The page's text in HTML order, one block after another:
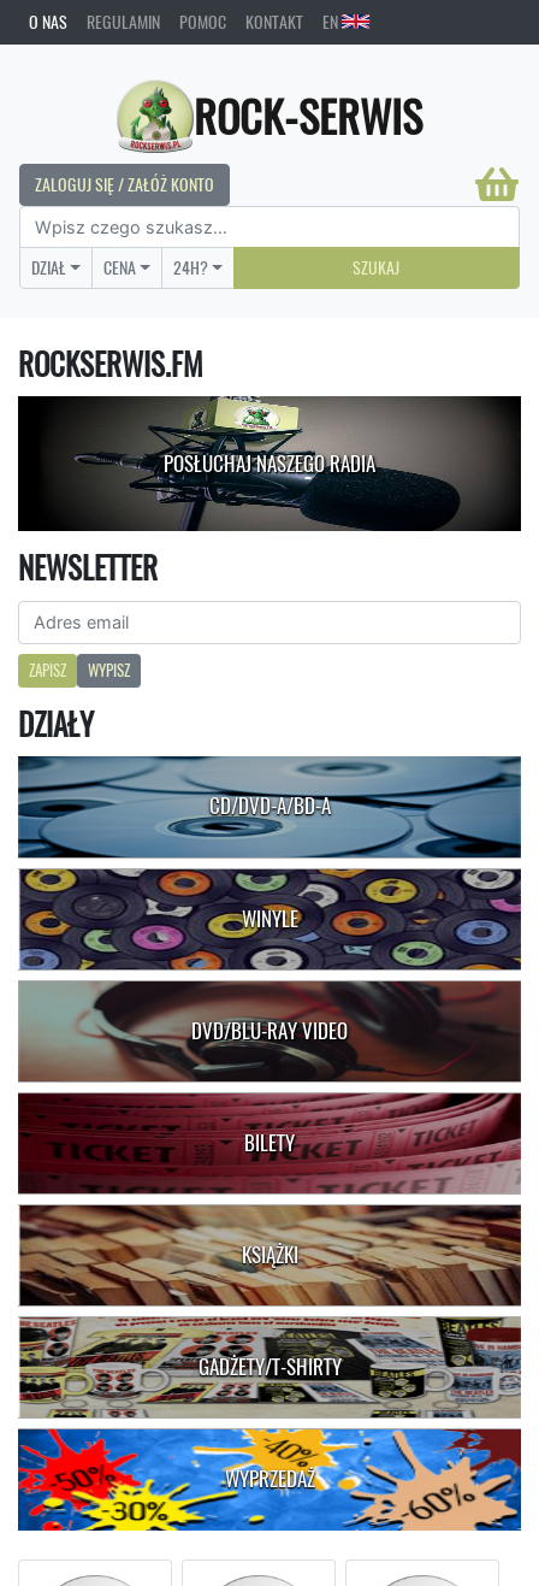
O NAS REGULAMIN POMOC KONTAKT EN
ROCK-SERWIS
ZALOGUJ SIĘ / ZAŁÓŻ KONTO
DZIAŁ CENA 24H? SZUKAJ
ROCKSERWIS.FM
POSŁUCHAJ NASZEGO RADIA
NEWSLETTER
ZAPISZ WYPISZ
DZIAŁY
CD/DVD-A/BD-A
WINYLE
DVD/BLU-RAY VIDEO
BILETY
KSIĄŻKI
GADŻETY/T-SHIRTY
WYPRZEDAŻ